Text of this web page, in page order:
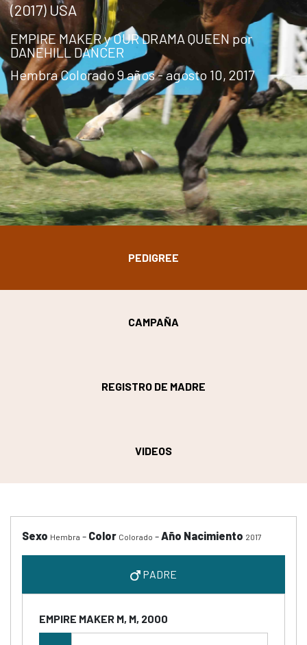
(2017) USA
EMPIRE MAKER y OUR DRAMA QUEEN por
DANEHILL DANCER
Hembra Colorado 9 años - agosto 10, 2017
PEDIGREE
CAMPAÑA
REGISTRO DE MADRE
VIDEOS
Sexo Hembra - Color Colorado -Año Nacimiento 2017
PADRE
EMPIRE MAKER M, M, 2000